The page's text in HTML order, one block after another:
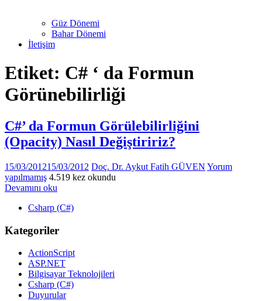
Güz Dönemi
Bahar Dönemi
İletişim
Etiket: C# ‘ da Formun
Görünebilirliği
C#’ da Formun Görülebilirliğini
(Opacity) Nasıl Değiştiririz?
15/03/201215/03/2012 Doç. Dr. Aykut Fatih GÜVEN Yorum
yapılmamış 4.519 kez okundu
Devamını oku
Csharp (C#)
Kategoriler
ActionScript
ASP.NET
Bilgisayar Teknolojileri
Csharp (C#)
Duyurular